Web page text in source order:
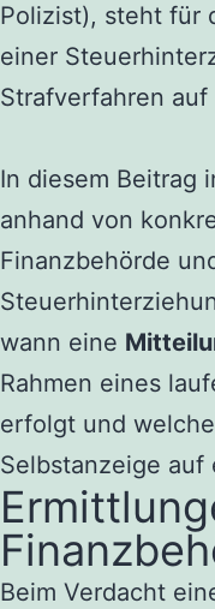
Polizist), steht für
einer
Strafverfahren auf
In diesem Beitrag
anhand von
Finanzbehörde
wann eine
Rahmen eines
erfolgt und
Selbstanzeige auf
Beim Verdacht